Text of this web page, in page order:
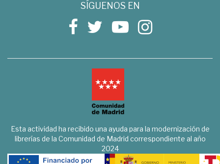
SÍGUENOS EN
Esta actividad ha recibido una ayuda para la modernización de
librerías de la Comunidad de Madrid correspondiente al año
2024